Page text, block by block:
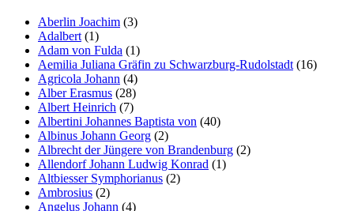
Aberlin Joachim (3)
Adalbert (1)
Adam von Fulda (1)
Aemilia Juliana Gräfin zu Schwarzburg-Rudolstadt (16)
Agricola Johann (4)
Alber Erasmus (28)
Albert Heinrich (7)
Albertini Johannes Baptista von (40)
Albinus Johann Georg (2)
Albrecht der Jüngere von Brandenburg (2)
Allendorf Johann Ludwig Konrad (1)
Altbiesser Symphorianus (2)
Ambrosius (2)
Angelus Johann (4)